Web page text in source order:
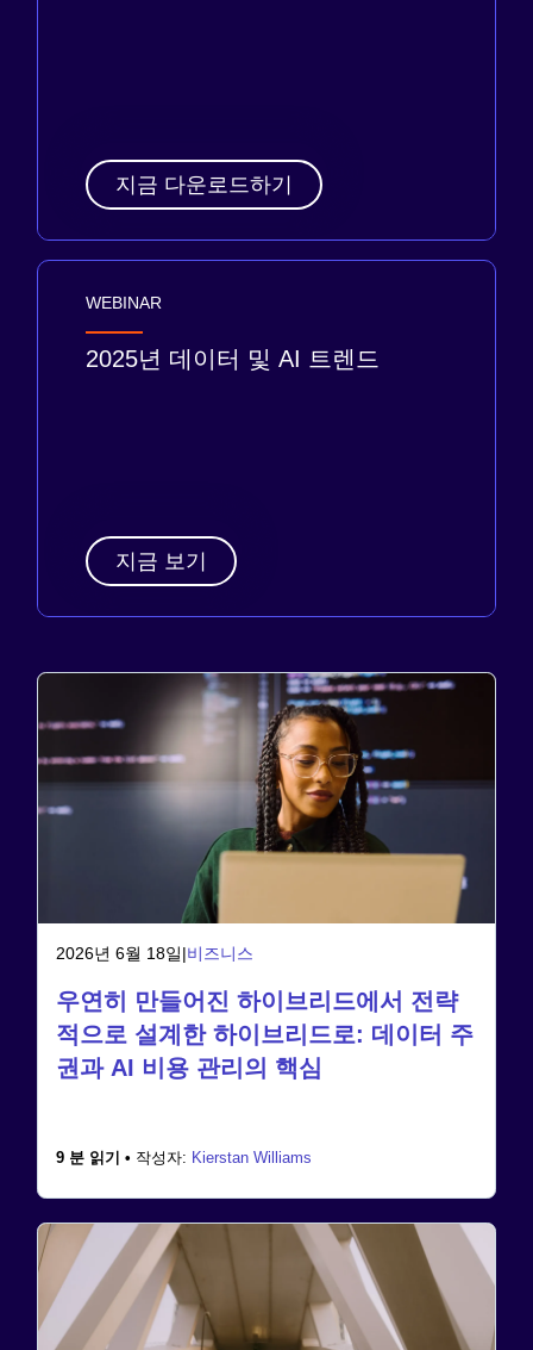
지금 다운로드하기
WEBINAR
2025년 데이터 및 AI 트렌드
지금 보기
2026년 6월 18일|비즈니스
우연히 만들어진 하이브리드에서 전략
적으로 설계한 하이브리드로: 데이터 주
권과 AI 비용 관리의 핵심
9 분 읽기 • 작성자: Kierstan Williams